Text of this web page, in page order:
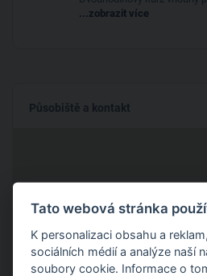
...zobrazit více
Působiště a kontakt
Tato webová stránka
K personalizaci obsahu a
sociálních médií a analýze naší
soubory cookie. Informace o